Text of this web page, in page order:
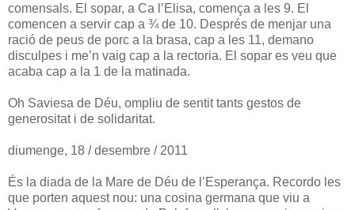
comensals. El sopar, a Ca l’Elisa, comença a les 9. El
comencen a servir cap a ¾ de 10. Després de menjar una
ració de peus de porc a la brasa, cap a les 11, demano
disculpes i me’n vaig cap a la rectoria. El sopar es veu que
acaba cap a la 1 de la matinada.
Oh Saviesa de Déu, ompliu de sentit tants gestos de
generositat i de solidaritat.
diumenge, 18 / desembre / 2011
És la diada de la Mare de Déu de l’Esperança. Recordo les
que porten aquest nou: una cosina germana que viu a